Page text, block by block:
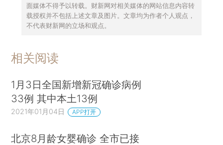
面媒体不得予以转载。财新网对相关媒体的网站信息内容转
载授权并不包括上述文章及图片。文章均为作者个人观点，
不代表财新网的立场和观点。
相关阅读
1月3日全国新增新冠确诊病例
33例 其中本土13例
2021年01月04日 APP打开
北京8月龄女婴确诊 全市已接